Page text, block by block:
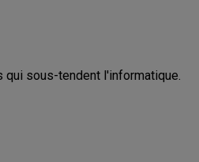
qui sous-tendent l'informatique.